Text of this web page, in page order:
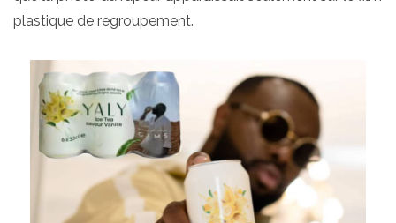
plastique de regroupement.